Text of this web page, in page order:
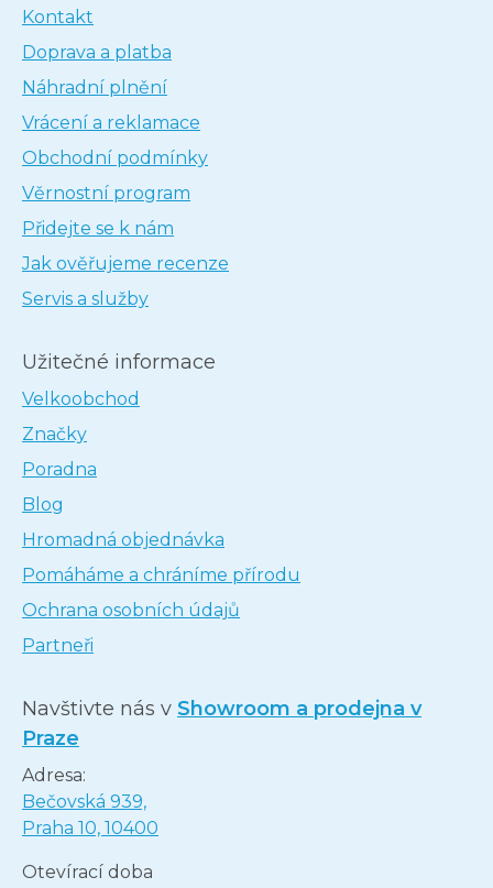
Kontakt
Doprava a platba
Náhradní plnění
Vrácení a reklamace
Obchodní podmínky
Věrnostní program
Přidejte se k nám
Jak ověřujeme recenze
Servis a služby
Užitečné informace
Velkoobchod
Značky
Poradna
Blog
Hromadná objednávka
Pomáháme a chráníme přírodu
Ochrana osobních údajů
Partneři
Navštivte nás v Showroom a prodejna v
Praze
Adresa:
Bečovská 939,
Praha 10, 10400
Otevírací doba